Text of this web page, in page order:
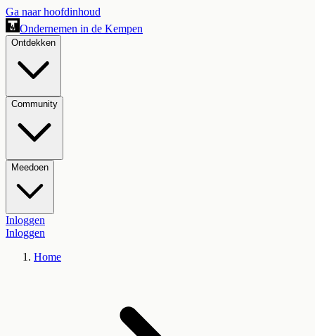
Ga naar hoofdinhoud
Ondernemen in de Kempen
Ontdekken
Community
Meedoen
Inloggen
Inloggen
Home